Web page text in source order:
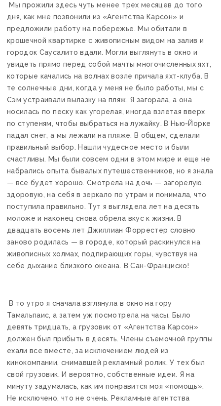
Мы прожили здесь чуть менее трех месяцев до того
дня, как мне позвонили из «Агентства Карсон» и
предложили работу на побережье. Мы обитали в
крошечной квартирке с живописным видом на залив и
городок Саусалито вдали. Могли выглянуть в окно и
увидеть прямо перед собой мачты многочисленных яхт,
которые качались на волнах возле причала яхт-клуба. В
те солнечные дни, когда у меня не было работы, мы с
Сэм устраивали вылазку на пляж. Я загорала, а она
носилась по песку как угорелая, иногда взлетая вверх
по ступеням, чтобы выбраться на лужайку. В Нью-Йорке
падал снег, а мы лежали на пляже. В общем, сделали
правильный выбор. Нашли чудесное место и были
счастливы. Мы были совсем одни в этом мире и еще не
набрались опыта бывалых путешественников, но я знала
— все будет хорошо. Смотрела на дочь — загорелую,
здоровую, на себя в зеркало по утрам и понимала, что
поступила правильно. Тут я выглядела лет на десять
моложе и наконец снова обрела вкус к жизни. В
двадцать восемь лет Джиллиан Форрестер словно
заново родилась — в городе, который раскинулся на
живописных холмах, подпирающих горы, чувствуя на
себе дыхание близкого океана. В Сан-Франциско!
В то утро я сначала взглянула в окно на гору
Тамальпаис, а затем уж посмотрела на часы. Было
девять тридцать, а грузовик от «Агентства Карсон»
должен был прибыть в десять. Члены съемочной группы
ехали все вместе, за исключением людей из
кинокомпании, снимавшей рекламный ролик. У тех был
свой грузовик. И вероятно, собственные идеи. Я на
минуту задумалась, как им понравится моя «помощь».
Не исключено, что не очень. Рекламные агентства